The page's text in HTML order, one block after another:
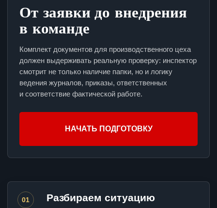
От заявки до внедрения
в команде
Комплект документов для производственного цеха
должен выдерживать реальную проверку: инспектор
смотрит не только наличие папки, но и логику
ведения журналов, приказы, ответственных
и соответствие фактической работе.
НАЧАТЬ ПОДГОТОВКУ
01 Разбираем ситуацию